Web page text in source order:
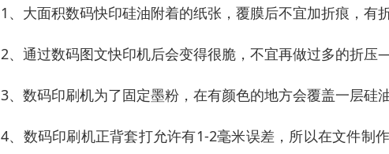
1、大面积数码快印硅油附着的纸张，覆膜后不宜加折痕，有
2、通过数码图文快印机后会变得很脆，不宜再做过多的折压
3、数码印刷机为了固定墨粉，在有颜色的地方会覆盖一层硅
4、数码印刷机正背套打允许有1-2毫米误差，所以在文件制